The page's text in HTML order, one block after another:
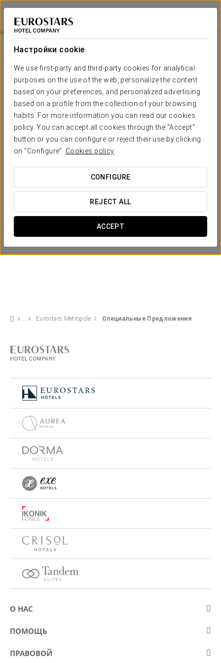
Настройки cookie
We use first-party and third-party cookies for analytical
purposes on the use of the web, personalize the content
based on your preferences, and personalized advertising
based on a profile from the collection of your browsing
habits. For more information you can read our cookies
policy. You can accept all cookies through the "Accept"
button or you can configure or reject their use by clicking
on "Configure". Cookies policy
CONFIGURE
REJECT ALL
ACCEPT
Eurostars Metropole
РИГА
Специальные Предложения
Специальные Предложения
Романтический опыт
35 €
ПОСМОТРЕТЬ ПРЕДЛОЖЕНИЕ
Eurostars Metropole Специальные Предложения
О НАС
О компании Eurostars Hotel Company
Kонкурсы
ПОМОЩЬ
Контакт
ПРАВОВОЙ